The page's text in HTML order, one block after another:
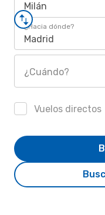
Milán
¿Hacia dónde?
Madrid
¿Cuándo?
Vuelos directos